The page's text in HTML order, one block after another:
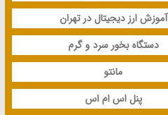
آموزش ارز دیجیتال در تهران
دستگاه بخور سرد و گرم
مانتو
پنل اس ام اس